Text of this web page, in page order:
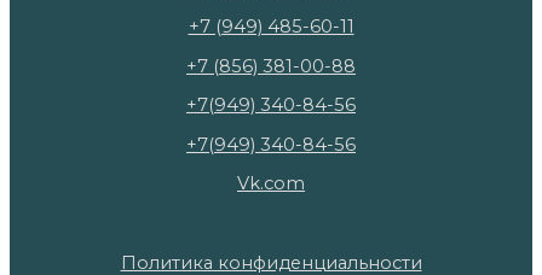
+7 (949) 485-60-11
+7 (856) 381-00-88
+7(949) 340-84-56
+7(949) 340-84-56
Vk.com
Политика конфиденциальности